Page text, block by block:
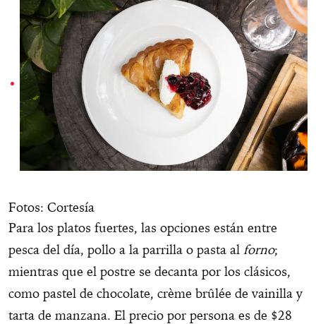
Fotos: Cortesía
Para los platos fuertes, las opciones están entre
pesca del día, pollo a la parrilla o pasta al forno;
mientras que el postre se decanta por los clásicos,
como pastel de chocolate, crème brûlée de vainilla y
tarta de manzana. El precio por persona es de $28